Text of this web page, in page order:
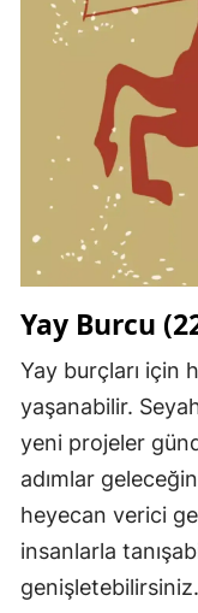
Yay Burcu
Yay burçları için
yaşanabilir.
yeni projeler
adımlar
heyecan verici
insanlarla
genişletebilirsiniz.